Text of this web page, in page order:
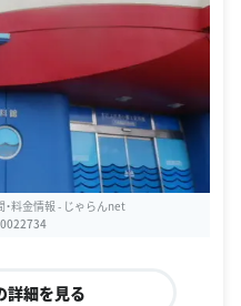
・料金情報 - じゃらんnet
詳細を見る